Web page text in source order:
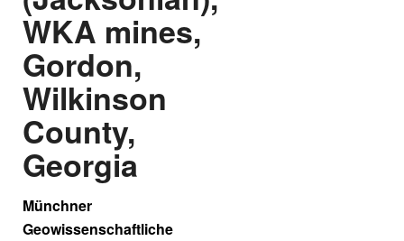
WKA mines,
Gordon,
Wilkinson
County,
Georgia
Münchner
Geowissenschaftliche